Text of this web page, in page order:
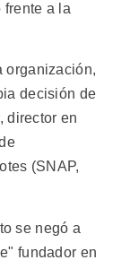
frente a la
organización,
decisión de
director en
(SNAP,
se negó a
fundador en